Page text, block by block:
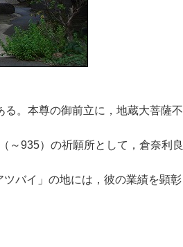
。本尊の御前立に，地蔵大菩薩不
～935）の祈願所として，倉奈利良
バイ」の地には，彼の業績を顕彰